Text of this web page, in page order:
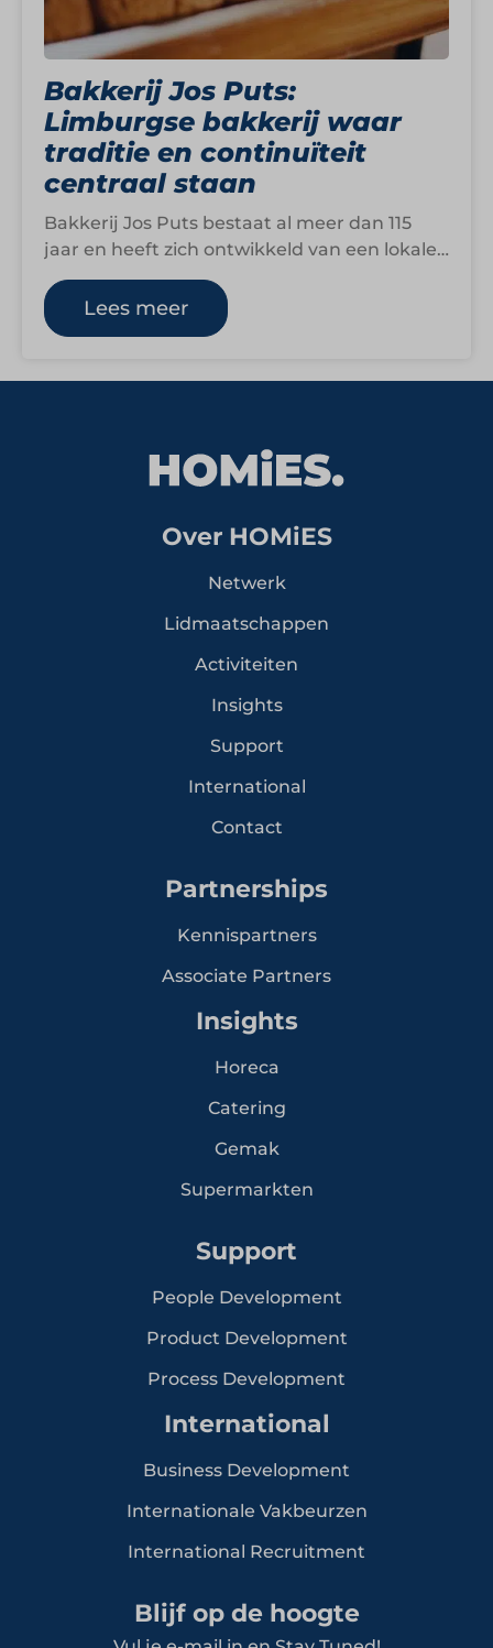
Bakkerij Jos Puts:
Limburgse bakkerij waar
traditie en continuïteit
centraal staan
Bakkerij Jos Puts bestaat al meer dan 115
jaar en heeft zich ontwikkeld van een lokale
bakkerij in Ohé en…
Lees meer
Over HOMiES
Netwerk
Lidmaatschappen
Activiteiten
Insights
Support
International
Contact
Partnerships
Kennispartners
Associate Partners
Insights
Horeca
Catering
Gemak
Supermarkten
Support
People Development
Product Development
Process Development
International
Business Development
Internationale Vakbeurzen
International Recruitment
Blijf op de hoogte